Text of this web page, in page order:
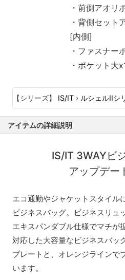
・前側アオリ
・背側セット
[内側]
・ファスナー
・ポケット大
【シリーズ】 IS/IT › ルシェルIIシ
アイテムの詳細説明
IS/IT 3WAYビ
アップデー
エコ通勤やジャケットスタイル
ビジネスバッグ。ビジネスリュ
エキスパンダブル仕様でマチが
対応した大容量なビジネスバッ
プレートと、オレンジラインで
います。